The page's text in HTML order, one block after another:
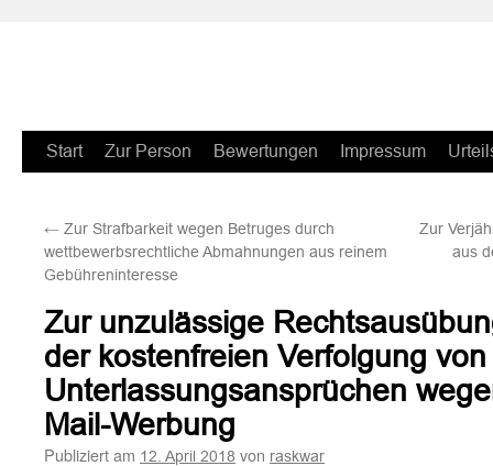
Zum
springen
Start Zur Person Bewertungen Impressum
← Zur Strafbarkeit wegen Betruges durch
wettbewerbsrechtliche Abmahnungen aus reinem
Gebühreninteresse
Zur
aus
Zur unzulässige
der kostenfreien Verfolgung von
Unterlassungsansprüchen
Mail-Werbung
Publiziert am 12. April 2018 von raskwar